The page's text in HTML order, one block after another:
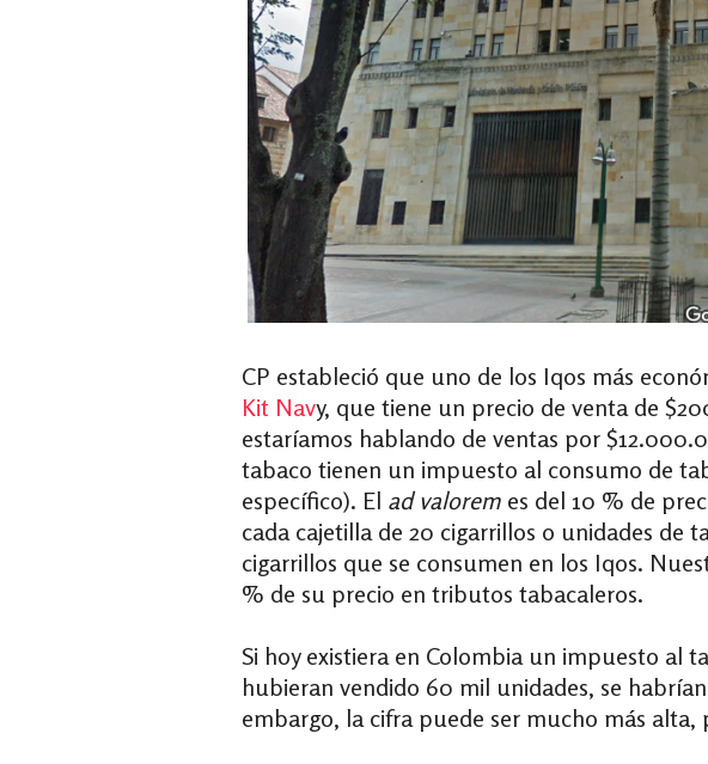
CP estableció que uno de los Iqos más
Kit Navy, que tiene un precio de venta de
estaríamos hablando de ventas por
tabaco tienen un impuesto al consumo de
específico). El ad valorem es del 10 % de
cada cajetilla de 20 cigarrillos o unidades de
cigarrillos que se consumen en los Iqos.
% de su precio en tributos tabacaleros.
Si hoy existiera en Colombia un impuesto al
hubieran vendido 60 mil unidades, se
embargo, la cifra puede ser mucho más